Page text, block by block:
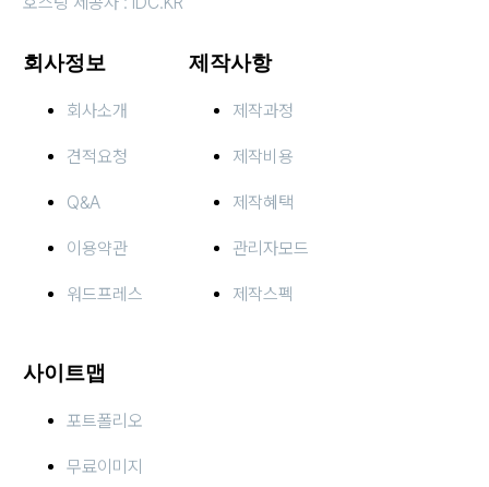
회사정보
회사소개
견적요청
Q&A
이용약관
워드프레스
제작사항
제작과정
제작비용
제작혜택
관리자모드
제작스펙
사이트맵
포트폴리오
무료이미지